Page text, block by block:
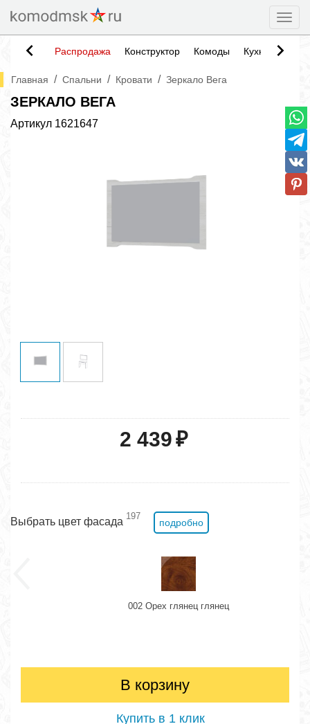
Распродажа Конструктор Комоды Кухни
Главная / Спальни / Кровати / Зеркало Вега
ЗЕРКАЛО ВЕГА
Артикул 1621647
2 439₽
Выбрать цвет фасада 197
подробно
002 Орех глянец глянец
В корзину
Купить в 1 клик